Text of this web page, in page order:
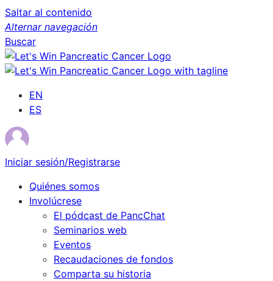
Saltar al contenido
Alternar navegación
Buscar
EN
ES
Iniciar sesión/Registrarse
Quiénes somos
Involúcrese
El pódcast de PancChat
Seminarios web
Eventos
Recaudaciones de fondos
Comparta su historia